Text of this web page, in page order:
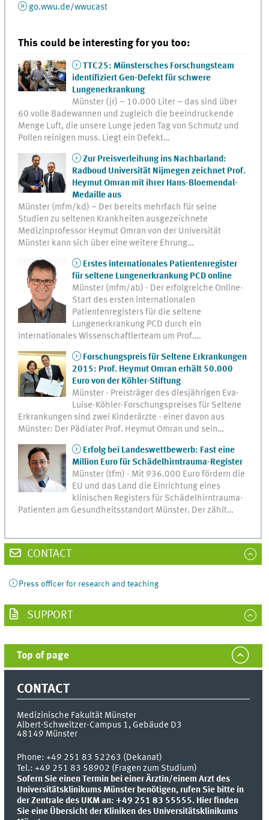
go.wwu.de/wwucast
This could be interesting for you too:
TTC25: Münstersches Forschungsteam
identifiziert Gen-Defekt für schwere
Lungenerkrankung
Münster (jr) – 10.000 Liter – das sind über
60 volle Badewannen und zugleich die beeindruckende
Menge Luft, die unsere Lunge jeden Tag von Schmutz und
Pollen reinigen muss. Liegt ein Defekt…
Zur Preisverleihung ins Nachbarland:
Radboud Universität Nijmegen zeichnet Prof.
Heymut Omran mit ihrer Hans-Bloemendal-
Medaille aus
Münster (mfm/kd) – Der bereits mehrfach für seine
Studien zu seltenen Krankheiten ausgezeichnete
Medizinprofessor Heymut Omran von der Universität
Münster kann sich über eine weitere Ehrung…
Erstes internationales Patientenregister
für seltene Lungenerkrankung PCD online
Münster (mfm/ab) - Der erfolgreiche Online-
Start des ersten internationalen
Patientenregisters für die seltene
Lungenerkrankung PCD durch ein
internationales Wissenschaftlerteam um Prof.…
Forschungspreis für Seltene Erkrankungen
2015: Prof. Heymut Omran erhält 50.000
Euro von der Köhler-Stiftung
Münster - Preisträger des diesjährigen Eva-
Luise-Köhler-Forschungspreises für Seltene
Erkrankungen sind zwei Kinderärzte - einer davon aus
Münster: Der Pädiater Prof. Heymut Omran und sein…
Erfolg bei Landeswettbewerb: Fast eine
Million Euro für Schädelhirntrauma-Register
Münster (tfm) - Mit 936.000 Euro fördern die
EU und das Land die Einrichtung eines
klinischen Registers für Schädelhirntrauma-
Patienten am Gesundheitsstandort Münster. Der zählt…
CONTACT
Press officer for research and teaching
SUPPORT
Top of page
CONTACT
Medizinische Fakultät Münster
Albert-Schweitzer-Campus 1, Gebäude D3
48149 Münster
Phone:+49 251 83 52263 (Dekanat)
Tel.: +49 251 83 58902 (Fragen zum Studium)
Sofern Sie einen Termin bei einer Ärztin/einem Arzt des
Universitätsklinikums Münster benötigen, rufen Sie bitte in
der Zentrale des UKM an: +49 251 83 55555. Hier finden
Sie eine Übersicht der Kliniken des Universitätsklinikums